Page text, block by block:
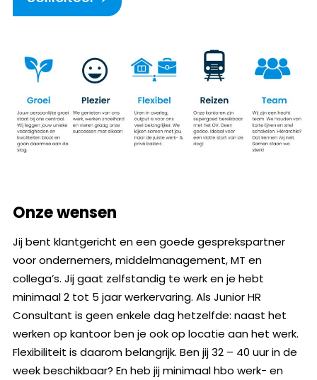
Onze wensen
Jij bent klantgericht en een goede gesprekspartner
voor ondernemers, middelmanagement, MT en
collega’s. Jij gaat zelfstandig te werk en je hebt
minimaal 2 tot 5 jaar werkervaring. Als Junior HR
Consultant is geen enkele dag hetzelfde: naast het
werken op kantoor ben je ook op locatie aan het werk.
Flexibiliteit is daarom belangrijk. Ben jij 32 – 40 uur in de
week beschikbaar? En heb jij minimaal hbo werk- en